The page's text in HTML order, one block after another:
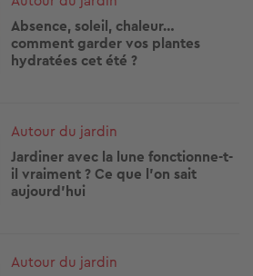
Absence, soleil, chaleur…
comment garder vos plantes
hydratées cet été ?
Autour du jardin
Jardiner avec la lune fonctionne-t-
il vraiment ? Ce que l'on sait
aujourd'hui
Autour du jardin